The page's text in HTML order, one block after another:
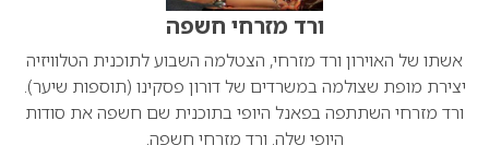
ורד מזרחי חשפה
אשתו של האוירון ורד מזרחי, הצטלמה השבוע לתוכנית הטלוויזיה
יצירת מופת שצולמה במשרדים של דורון פסקינו (תוספות שיער).
ורד מזרחי השתתפה בפאנל היופי בתוכנית שם חשפה את סודות
היופי שלה. ורד מזרחי חשפה.